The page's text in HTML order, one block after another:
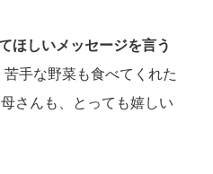
ほしいメッセージを言う
苦手な野菜も食べてくれた
さんも、とっても嬉しい